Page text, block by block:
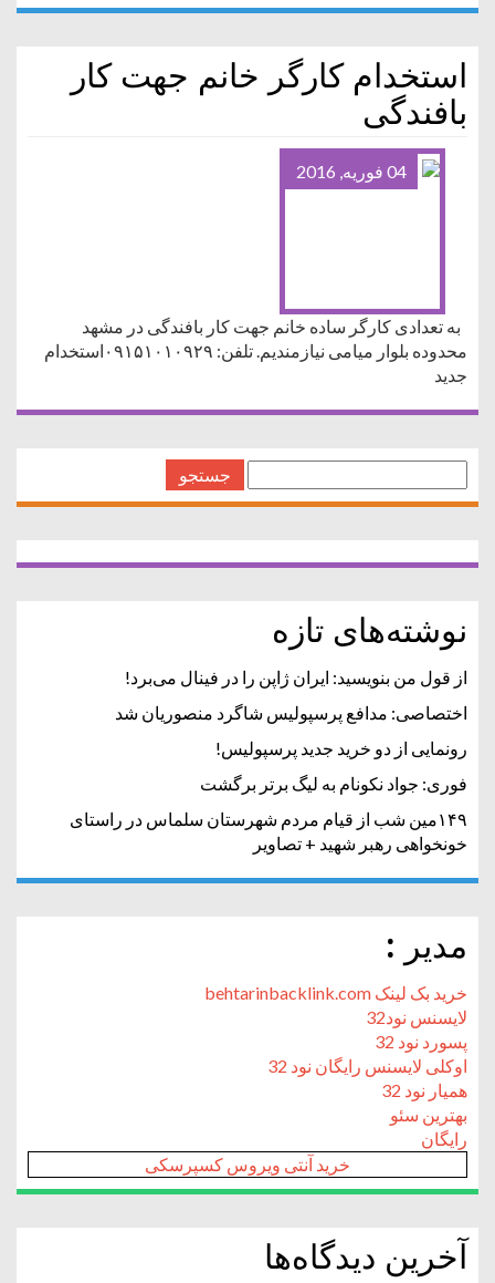
استخدام کارگر خانم جهت کار
بافندگی
04 فوریه, 2016
به تعدادی کارگر ساده خانم جهت کار بافندگی در مشهد
محدوده بلوار میامی نیازمندیم. تلفن: ۰۹۱۵۱۰۱۰۹۲۹استخدام
جدید
برای:
نوشته‌های تازه
از قول من بنویسید: ایران ژاپن را در فینال می‌برد!
اختصاصی: مدافع پرسپولیس شاگرد منصوریان شد
رونمایی از دو خرید جدید پرسپولیس!
فوری: جواد نکونام به لیگ برتر برگشت
۱۴۹مین شب از قیام مردم شهرستان سلماس در راستای
خونخواهی رهبر شهید + تصاویر
مدیر :
خرید بک لینک behtarinbacklink.com
لایسنس نود32
پسورد نود 32
اوکلی لایسنس رایگان نود 32
همیار نود 32
بهترین سئو
رایگان
خرید آنتی ویروس کسپرسکی
آخرین دیدگاه‌ها